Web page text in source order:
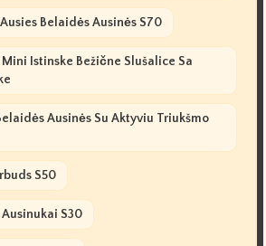
Belaidės Ausinės S70
Istinske Bežične Slušalice Sa
Ausinės Su Aktyviu Triukšmo
S50
S30